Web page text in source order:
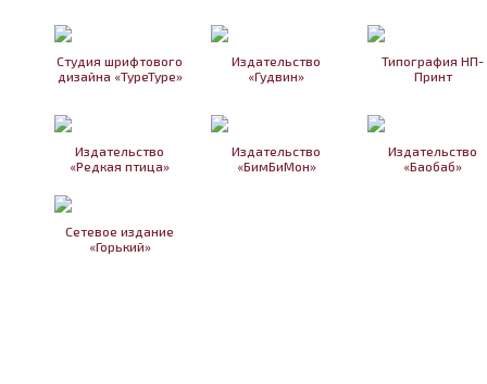
Студия шрифтового
дизайна «TypeType»
Издательство
«Гудвин»
Типография НП-
Принт
Издательство
«Редкая птица»
Издательство
«БимБиМон»
Издательство
«Баобаб»
Сетевое издание
«Горький»